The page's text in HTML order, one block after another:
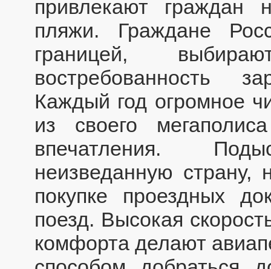
привлекают
пляжи. Граждане
границей,
востребованность
Каждый год огромное
из своего
впечатления.
неизведанную страну,
покупке проездных
поезд. Высокая
комфорта делают